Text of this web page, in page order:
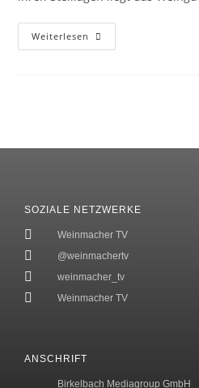
Weiterlesen
ANSCHRIFT
Birkelbach Mediagroup GmbH
SOZIALE NETZWERKE
Weinmacher TV
@weinmachertv
weinmacher_tv
Weinmacher TV